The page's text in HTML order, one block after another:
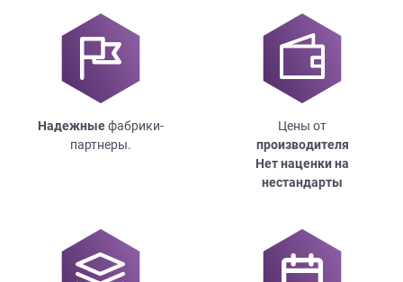
Надежныефабрики-
партнеры.
Цены от
производителя
Нет наценки на
нестандарты